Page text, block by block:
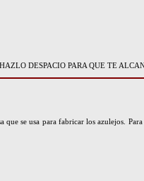
DESPACIO PARA QUE TE
se usa para fabricar los azulejos.